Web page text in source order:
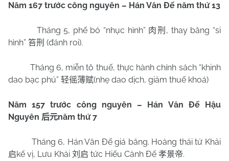
Năm 167 trước công nguyên – Hán Văn Đế năm thứ 13
Tháng 5, phế bỏ “nhục hình” 肉刑 , thay băng “si
hình” 笞刑 (đánh roi).
Tháng 6, miễn tô thuế, thực hành chính sách “khinh
dao bạc phú” 轻徭薄赋(nhẹ dao dịch, giảm thuế khoá)
Năm 157 trước công nguyên – Hán Văn Đế Hậu
Nguyên 后元năm thứ 7
Tháng 6, Hán Văn Đế giá băng. Hoàng thái tử Khải
启kế vị, Lưu Khải 刘启 tức Hiếu Cảnh Đế 孝景帝.